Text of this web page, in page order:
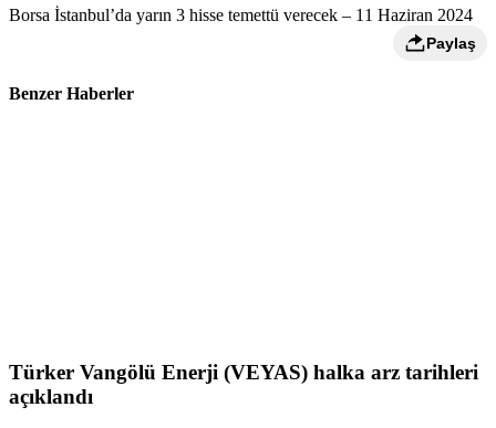
Borsa İstanbul’da yarın 3 hisse temettü verecek – 11 Haziran 2024
Paylaş
Benzer Haberler
Türker Vangölü Enerji (VEYAS) halka arz tarihleri
açıklandı